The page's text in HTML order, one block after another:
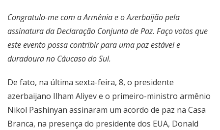
Congratulo-me com a Armênia e o Azerbaijão pela
assinatura da Declaração Conjunta de Paz. Faço votos que
este evento possa contribir para uma paz estável e
duradoura no Cáucaso do Sul.
De fato, na última sexta-feira, 8, o presidente
azerbaijano Ilham Aliyev e o primeiro-ministro armênio
Nikol Pashinyan assinaram um acordo de paz na Casa
Branca, na presença do presidente dos EUA, Donald